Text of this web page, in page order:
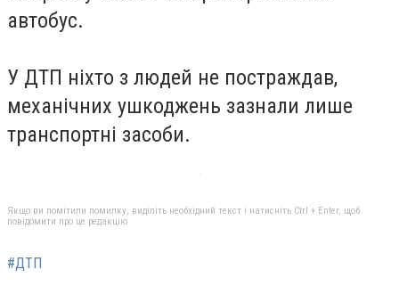
автобус.
У ДТП ніхто з людей не постраждав,
механічних ушкоджень зазнали лише
транспортні засоби.
Якщо ви помітили помилку, виділіть необхідний текст і натисніть Ctrl + Enter, щоб
повідомити про це редакцію
#ДТП